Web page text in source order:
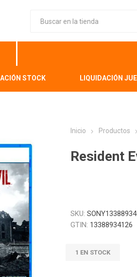
STOCK LIQUIDACIÓN
Inicio Productos
Resident
SKU:
GTIN: 13388934126
1 EN STOCK